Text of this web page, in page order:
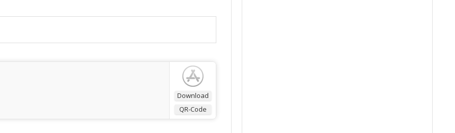
Download
QR-Code